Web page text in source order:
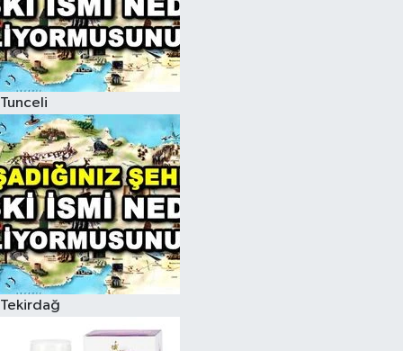
Tunceli
Tekirdağ